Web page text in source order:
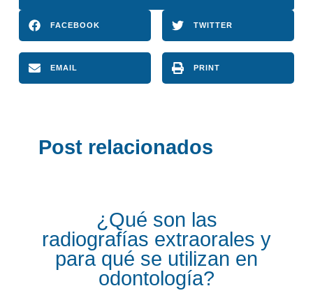
FACEBOOK TWITTER
EMAIL PRINT
Post relacionados
¿Qué son las
radiografías extraorales y
para qué se utilizan en
odontología?